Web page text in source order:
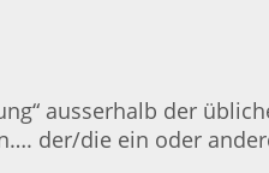
ausserhalb der
der/die ein oder